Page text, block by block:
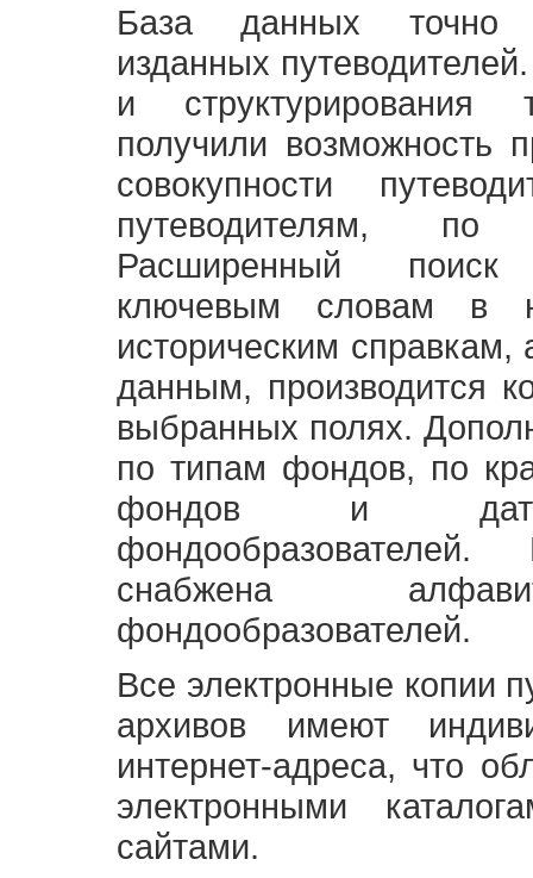
База данных точно
изданных
и структурирования
получили возможность
совокупности
путеводителям,
Расширенный
ключевым словам в
историческим
данным, производится
выбранных полях.
по типам фондов, по
фондов и
снабжена
фондообразователей.
Все электронные копии
архивов имеют
интернет-адреса, что
электронными
сайтами.